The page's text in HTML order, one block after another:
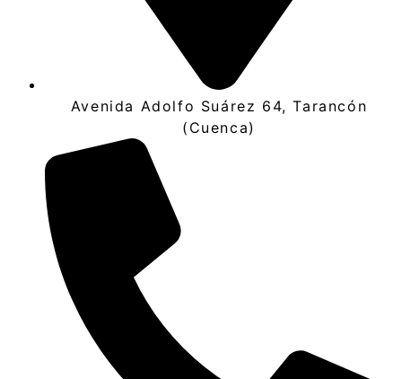
Avenida Adolfo Suárez 64, Tarancón
(Cuenca)